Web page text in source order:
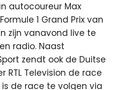
autocoureur Max
1 Grand Prix van
zijn vanavond live te
radio. Naast
zendt ook de Duitse
RTL Television de race
de race te volgen via